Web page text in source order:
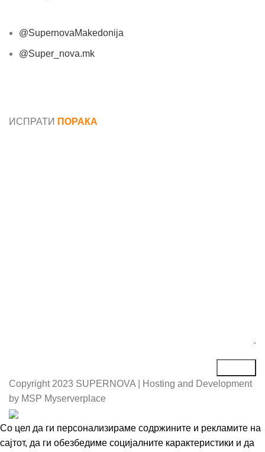
@SupernovaMakedonija
@Super_nova.mk
ИСПРАТИ ПОРАКА
Copyright 2023 SUPERNOVA | Hosting and Development
by MSP Myserverplace
Со цел да ги персонализираме содржините и рекламите на
сајтот, да ги обезбедиме социјалните карактеристики и да